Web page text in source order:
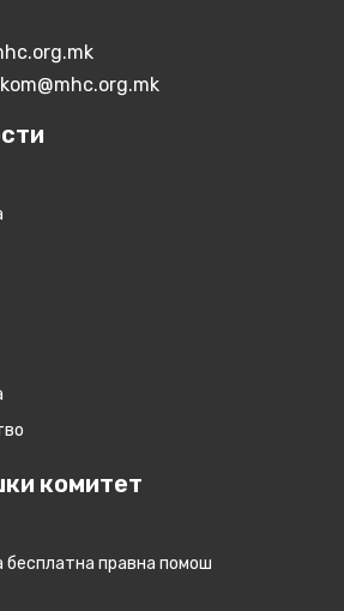
комитет
бесплатна правна помош